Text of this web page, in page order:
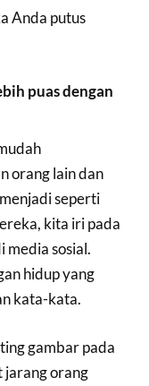
Anda putus
puas dengan
orang lain dan
seperti
kita iri pada
media sosial.
hidup yang
kata-kata.
gambar pada
jarang orang